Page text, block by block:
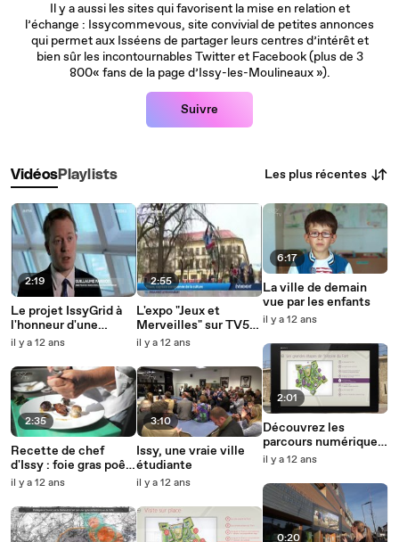
Il y a aussi les sites qui favorisent la mise en relation et
l’échange : Issycommevous, site convivial de petites annonces
qui permet aux Isséens de partager leurs centres d’intérêt et
bien sûr les incontournables Twitter et Facebook (plus de 3
800« fans de la page d’Issy-les-Moulineaux »).
Suivre
VidéosPlaylists Les plus récentes
2:19
Le projet IssyGrid à
l'honneur d'une
Théma sur Arte!
il y a 12 ans
2:35
Recette de chef
d'Issy : foie gras poêlé
aux cèpes et persil
il y a 12 ans
2:55
L'expo "Jeux et
Merveilles" sur TV5
Monde
il y a 12 ans
3:10
Issy, une vraie ville
étudiante
il y a 12 ans
6:17
La ville de demain
vue par les enfants
il y a 12 ans
2:01
Découvrez les
parcours numériques
du Fort d'Issy
il y a 12 ans
0:20